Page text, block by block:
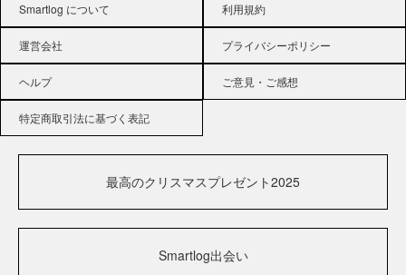
Smartlog について 利用規約
運営会社 プライバシーポリシー
ヘルプ ご意見・ご感想
特定商取引法に基づく表記
最高のクリスマスプレゼント2025
Smartlog出会い